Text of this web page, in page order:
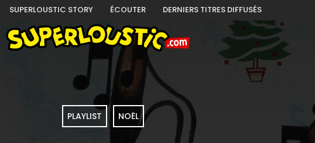
SUPERLOUSTIC STORY ÉCOUTER DERNIERS TITRES DIFFUSÉS
PLAYLIST NOËL